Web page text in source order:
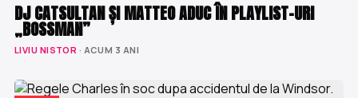
DJ CATSULTAN ȘI MATTEO ADUC ÎN PLAYLIST-URI
„BOSSMAN”
LIVIU NISTOR · ACUM 3 ANI